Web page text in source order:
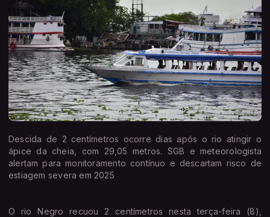
Descida de 2 centímetros ocorre dias após o rio atingir o
ápice da cheia, com 29,05 metros. SGB e meteorologista
alertam para monitoramento contínuo e descartam risco de
estiagem severa em 2025
O rio Negro recuou 2 centímetros nesta terça-feira (8),